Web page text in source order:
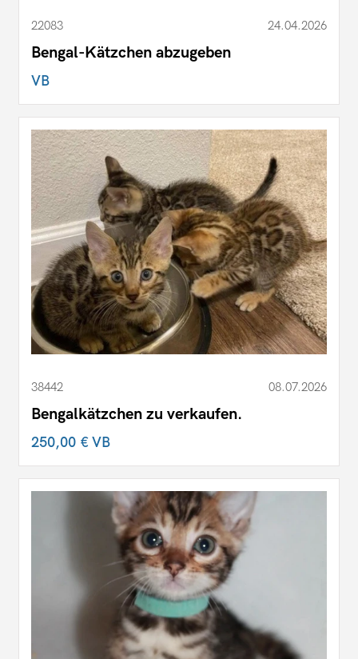
22083 24.04.2026
Bengal-Kätzchen abzugeben
VB
38442 08.07.2026
Bengalkätzchen zu verkaufen.
250,00 €VB